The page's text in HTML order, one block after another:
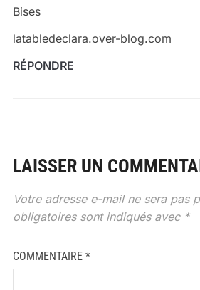
Bises
latabledeclara.over-blog.com
RÉPONDRE
LAISSER UN
Votre adresse e-mail ne sera pas
obligatoires sont indiqués avec *
COMMENTAIRE *